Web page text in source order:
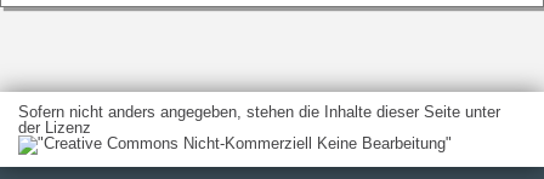
Sofern nicht anders angegeben, stehen die Inhalte dieser Seite unter
der Lizenz